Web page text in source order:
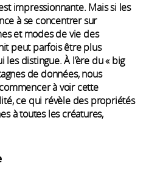
impressionnante. Mais si les
à se concentrer sur
et modes de vie des
peut parfois être plus
distingue. À l’ère du « big
de données, nous
à voir cette
ce qui révèle des propriétés
à toutes les créatures,